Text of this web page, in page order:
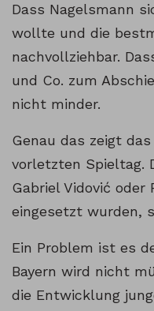
Dass Nagelsmann
wollte und die
nachvollziehbar.
und Co. zum
nicht minder.
Genau das zeigt
vorletzten Spieltag.
Gabriel Vidović oder
eingesetzt wurden,
Ein Problem ist es
Bayern wird nicht
die Entwicklung